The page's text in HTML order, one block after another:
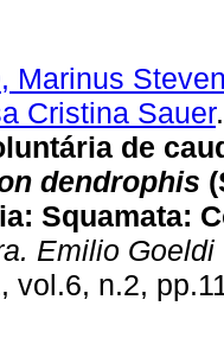
Marinus
Cristina Sauer.
de
dendrophis
Squamata:
Emilio Goeldi
vol.6, n.2,